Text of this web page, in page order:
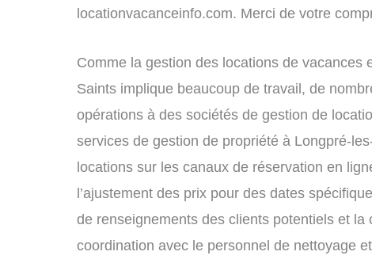
locationvacanceinfo.com. Merci de votre
Comme la gestion des locations de vacances
Saints implique beaucoup de travail, de
opérations à des sociétés de gestion de
services de gestion de propriété à Longpré-
locations sur les canaux de réservation en
l’ajustement des prix pour des dates
de renseignements des clients potentiels et
coordination avec le personnel de nettoyage